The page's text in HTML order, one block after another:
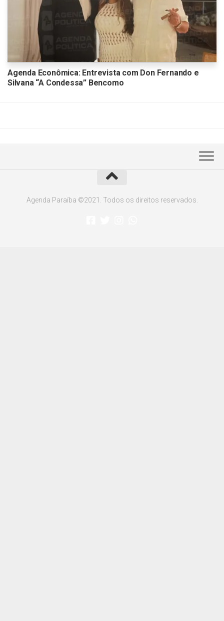
Agenda Econômica: Entrevista com Don Fernando e
Silvana “A Condessa” Bencomo
Agenda Paraíba ©2021. Todos os direitos reservados.